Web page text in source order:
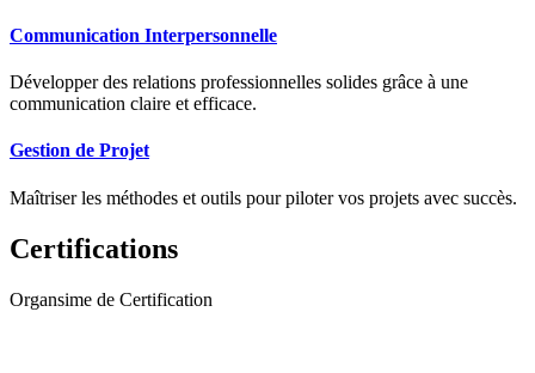
Communication Interpersonnelle
Développer des relations professionnelles solides grâce à une
communication claire et efficace.
Gestion de Projet
Maîtriser les méthodes et outils pour piloter vos projets avec succès.
Certifications
Organsime de Certification